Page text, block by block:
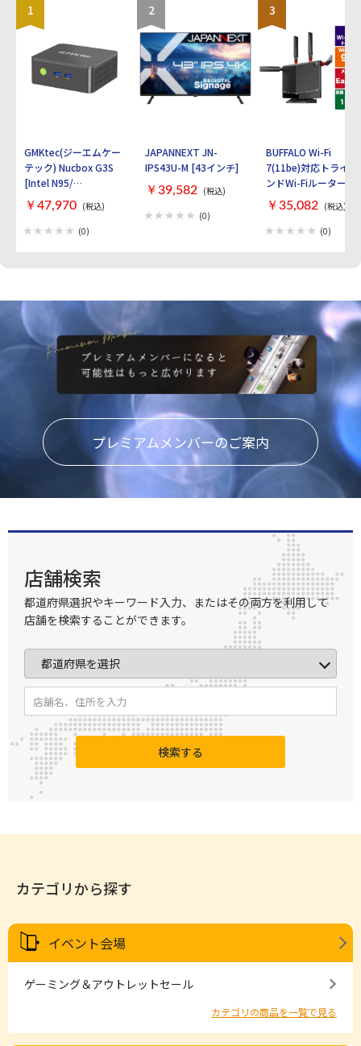
1
GMKtec(ジーエムケー
テック) Nucbox G3S
[Intel N95/
RAM:16GB/
SSD:512GB/ Windows
11 Pro]
￥47,970 (税込)
(0)
2
JAPANNEXT JN-
IPS43U-M [43インチ]
￥39,582 (税込)
(0)
3
BUFFALO Wi-Fi
7(11be)対応トライバ
ンドWi-Fiルーター
AirStation
WXR9300BE6P [ブラ
ック]
￥35,082 (税込)
(0)
プレミアムメンバーのご案内
店舗検索
都道府県選択やキーワード入力、またはその両方を利用して
店舗を検索することができます。
検索する
カテゴリから探す
イベント会場
ゲーミング＆アウトレットセール
カテゴリの商品を一覧で見る